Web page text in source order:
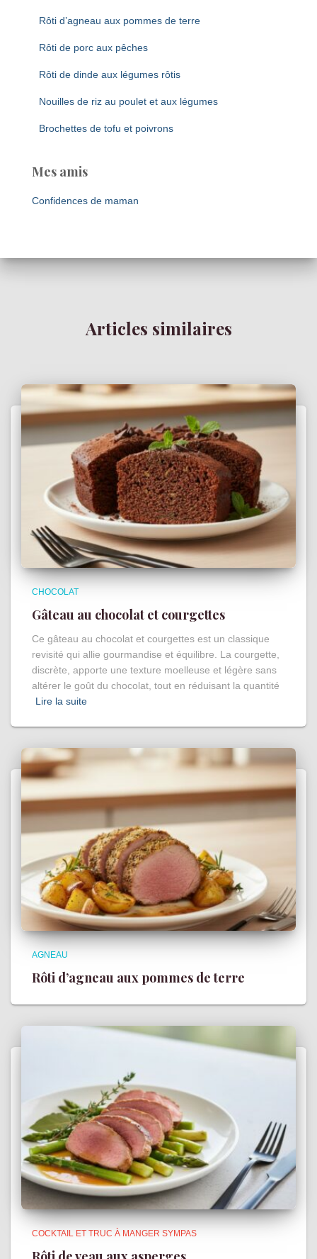
Rôti d’agneau aux pommes de terre
Rôti de porc aux pêches
Rôti de dinde aux légumes rôtis
Nouilles de riz au poulet et aux légumes
Brochettes de tofu et poivrons
Mes amis
Confidences de maman
Articles similaires
CHOCOLAT
Gâteau au chocolat et courgettes
Ce gâteau au chocolat et courgettes est un classique
revisité qui allie gourmandise et équilibre. La courgette,
discrète, apporte une texture moelleuse et légère sans
altérer le goût du chocolat, tout en réduisant la quantité
Lire la suite
AGNEAU
Rôti d’agneau aux pommes de terre
COCKTAIL ET TRUC À MANGER SYMPAS